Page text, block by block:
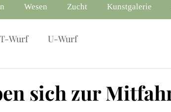
Wesen Zucht Kunstgalerie
T-Wurf U-Wurf
sich zur